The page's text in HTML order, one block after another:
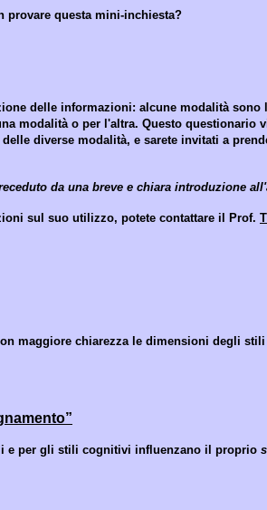
provare questa mini-inchiesta?
delle informazioni: alcune modalità
modalità o per l'altra. Questo questionario
diverse modalità, e sarete invitati a
da una breve e chiara introduzione
sul suo utilizzo, potete contattare il Prof.
maggiore chiarezza le dimensioni degli
e per gli stili cognitivi influenzano il proprio